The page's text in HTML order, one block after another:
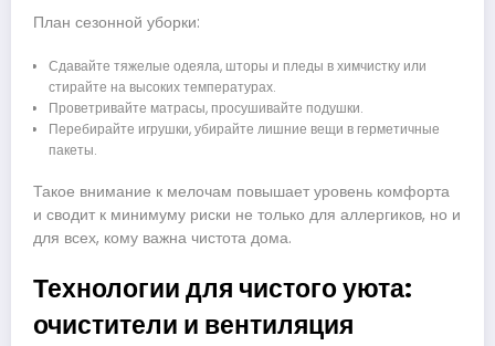
План сезонной уборки:
Сдавайте тяжелые одеяла, шторы и пледы в химчистку или
стирайте на высоких температурах.
Проветривайте матрасы, просушивайте подушки.
Перебирайте игрушки, убирайте лишние вещи в герметичные
пакеты.
Такое внимание к мелочам повышает уровень комфорта
и сводит к минимуму риски не только для аллергиков, но и
для всех, кому важна чистота дома.
Технологии для чистого уюта:
очистители и вентиляция